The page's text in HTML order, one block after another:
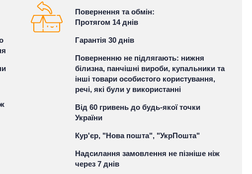
Повернення та обмін:
Протягом 14 днів
Гарантія 30 днів
Поверненню не підлягають: нижня
білизна, панчішні вироби, купальники та
інші товари особистого користування,
речі, які були у використанні
Від 60 гривень до будь-якої точки
України
Кур'єр, "Нова пошта", "УкрПошта"
Надсилання замовлення не пізніше ніж
через 7 днів